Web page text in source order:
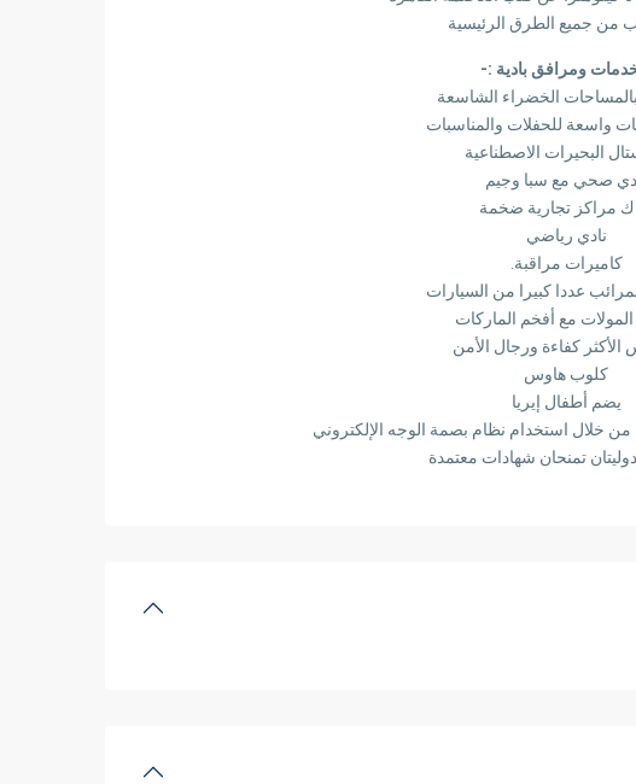
من جميع الطرق الرئيسية
ومرافق بادية :-
بالمساحات الخضراء الشاسعة
واسعة للحفلات والمناسبات
البحيرات الاصطناعية
صحي مع سبا وجيم
مراكز تجارية ضخمة
نادي رياضي
كاميرات مراقبة.
عددا كبيرا من السيارات
مع أفخم الماركات
الأكثر كفاءة ورجال الأمن
كلوب هاوس
يضم أطفال إيريا
خلال استخدام نظام بصمة الوجه الإلكتروني
تمنحان شهادات معتمدة